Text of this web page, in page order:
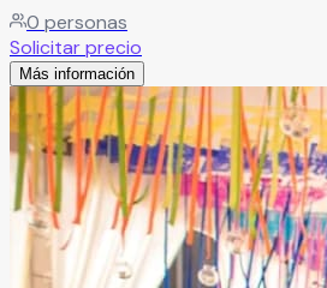
0 personas
Solicitar precio
Más información